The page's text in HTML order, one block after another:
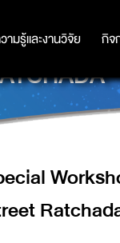
ามรู้และงานวิจัย กิ
ามรู้และงานวิจัย กิจ
- พ.ค.